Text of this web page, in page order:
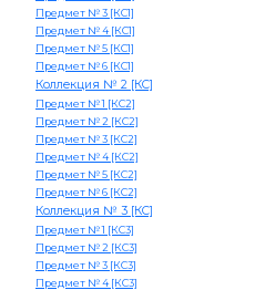
Предмет № 3 [КС1]
Предмет № 4 [КС1]
Предмет № 5 [КС1]
Предмет № 6 [КС1]
Коллекция № 2 [КС]
Предмет № 1 [КС2]
Предмет № 2 [КС2]
Предмет № 3 [КС2]
Предмет № 4 [КС2]
Предмет № 5 [КС2]
Предмет № 6 [КС2]
Коллекция № 3 [КС]
Предмет № 1 [КС3]
Предмет № 2 [КС3]
Предмет № 3 [КС3]
Предмет № 4 [КС3]